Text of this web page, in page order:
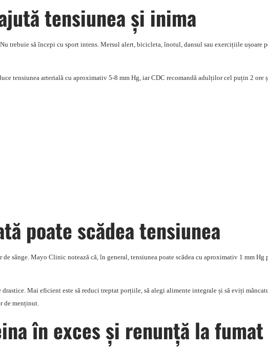
tensiunea și inima
trebuie să începi cu sport intens. Mersul alert, bicicleta, înotul, dansul sau exercițiile ușoare
tensiunea arterială cu aproximativ 5-8 mm Hg, iar CDC recomandă adulților cel puțin 2 ore
poate scădea tensiunea
sânge. Mayo Clinic notează că, în general, tensiunea poate scădea cu aproximativ 1 mm Hg
drastice. Mai eficient este să reduci treptat porțiile, să alegi alimente integrale și să eviți
de menținut.
în exces și renunță la fumat